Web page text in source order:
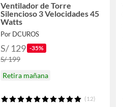
Ventilador de Torre
Silencioso 3 Velocidades 45
Watts
Por DCUROS
S/ 129 -35%
S/ 199
Retira mañana
(12)